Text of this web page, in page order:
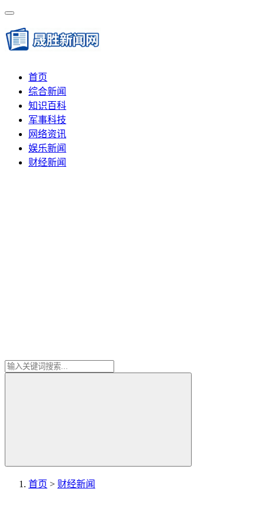
首页
综合新闻
知识百科
军事科技
网络资讯
娱乐新闻
财经新闻
首页 > 财经新闻